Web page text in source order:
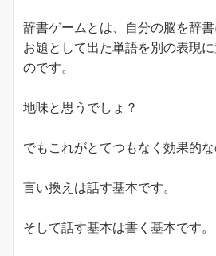
辞書ゲームとは、自分の脳を辞書
お題として出た単語を別の表現
のです。
地味と思うでしょ？
でもこれがとてつもなく効果的な
言い換えは話す基本です。
そして話す基本は書く基本です。